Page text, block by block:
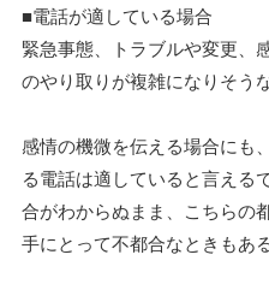
■電話が適している場合
緊急事態、トラブルや変更、
のやり取りが複雑になりそ
感情の機微を伝える場合にも
る電話は適していると言える
合がわからぬまま、こちらの
手にとって不都合なときもあ